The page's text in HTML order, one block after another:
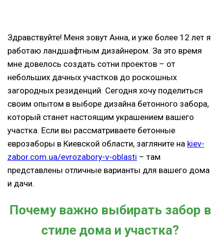
Здравствуйте! Меня зовут Анна, и уже более 12 лет я
работаю ландшафтным дизайнером. За это время
мне довелось создать сотни проектов – от
небольших дачных участков до роскошных
загородных резиденций. Сегодня хочу поделиться
своим опытом в выборе дизайна бетонного забора,
который станет настоящим украшением вашего
участка. Если вы рассматриваете бетонные
еврозаборы в Киевской области, загляните на kiev-
zabor.com.ua/evrozabory-v-oblasti – там
представлены отличные варианты для вашего дома
и дачи.
Почему важно выбирать забор в
стиле дома и участка?